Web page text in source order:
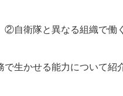
自衛隊と異なる組織で働
生かせる能力について紹